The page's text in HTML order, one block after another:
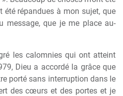
été répandues à mon sujet, que
message, que je me place au-
les calomnies qui ont atteint
Dieu a accordé la grâce que
porté sans interruption dans le
des cœurs et des portes et je